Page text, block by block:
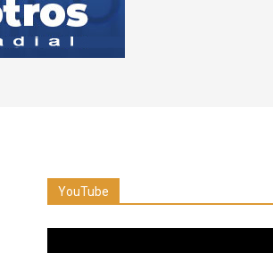
YouTube